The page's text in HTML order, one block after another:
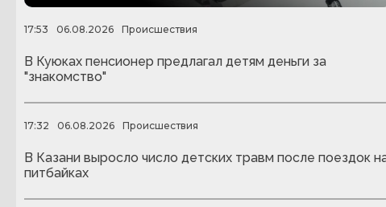
17:53 06.08.2026 Происшествия
В Куюках пенсионер предлагал детям деньги за
"знакомство"
17:32 06.08.2026 Происшествия
В Казани выросло число детских травм после поездок
питбайках